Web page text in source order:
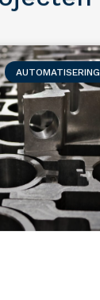
AUTOMATISERING